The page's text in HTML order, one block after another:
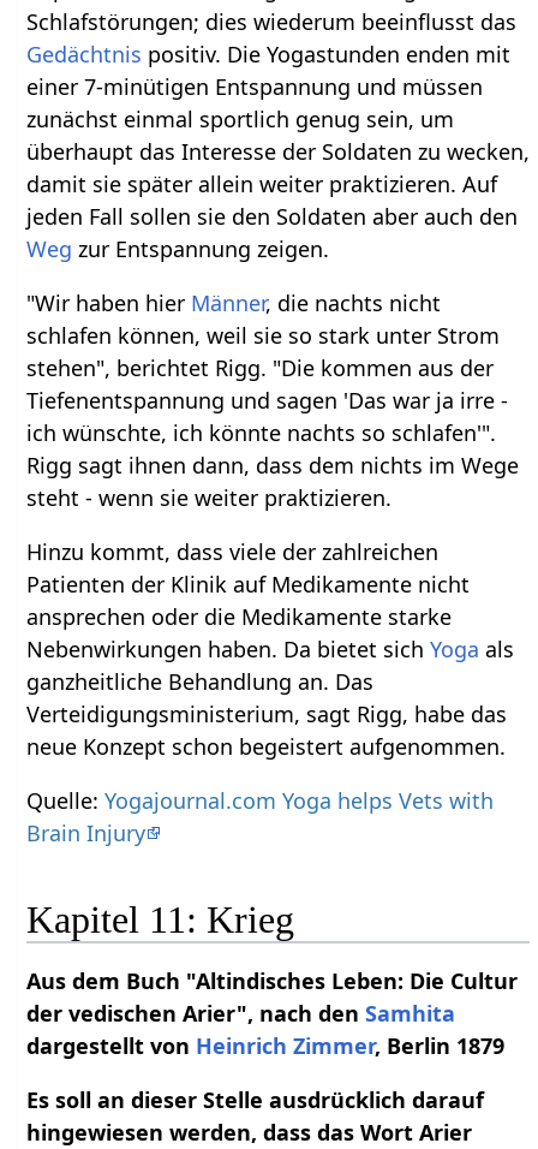
Schlafstörungen; dies wiederum beeinflusst das
Gedächtnis positiv. Die Yogastunden enden mit
einer 7-minütigen Entspannung und müssen
zunächst einmal sportlich genug sein, um
überhaupt das Interesse der Soldaten zu wecken,
damit sie später allein weiter praktizieren. Auf
jeden Fall sollen sie den Soldaten aber auch den
Weg zur Entspannung zeigen.
"Wir haben hier Männer, die nachts nicht
schlafen können, weil sie so stark unter Strom
stehen", berichtet Rigg. "Die kommen aus der
Tiefenentspannung und sagen 'Das war ja irre -
ich wünschte, ich könnte nachts so schlafen'".
Rigg sagt ihnen dann, dass dem nichts im Wege
steht - wenn sie weiter praktizieren.
Hinzu kommt, dass viele der zahlreichen
Patienten der Klinik auf Medikamente nicht
ansprechen oder die Medikamente starke
Nebenwirkungen haben. Da bietet sichYoga als
ganzheitliche Behandlung an. Das
Verteidigungsministerium, sagt Rigg, habe das
neue Konzept schon begeistert aufgenommen.
Quelle:Yogajournal.com Yoga helps Vets with
Brain Injury
Kapitel 11: Krieg
Aus dem Buch "Altindisches Leben: Die Cultur
der vedischen Arier", nach denSamhita
dargestellt von Heinrich Zimmer, Berlin 1879
Es soll an dieser Stelle ausdrücklich darauf
hingewiesen werden, dass das Wort Arier